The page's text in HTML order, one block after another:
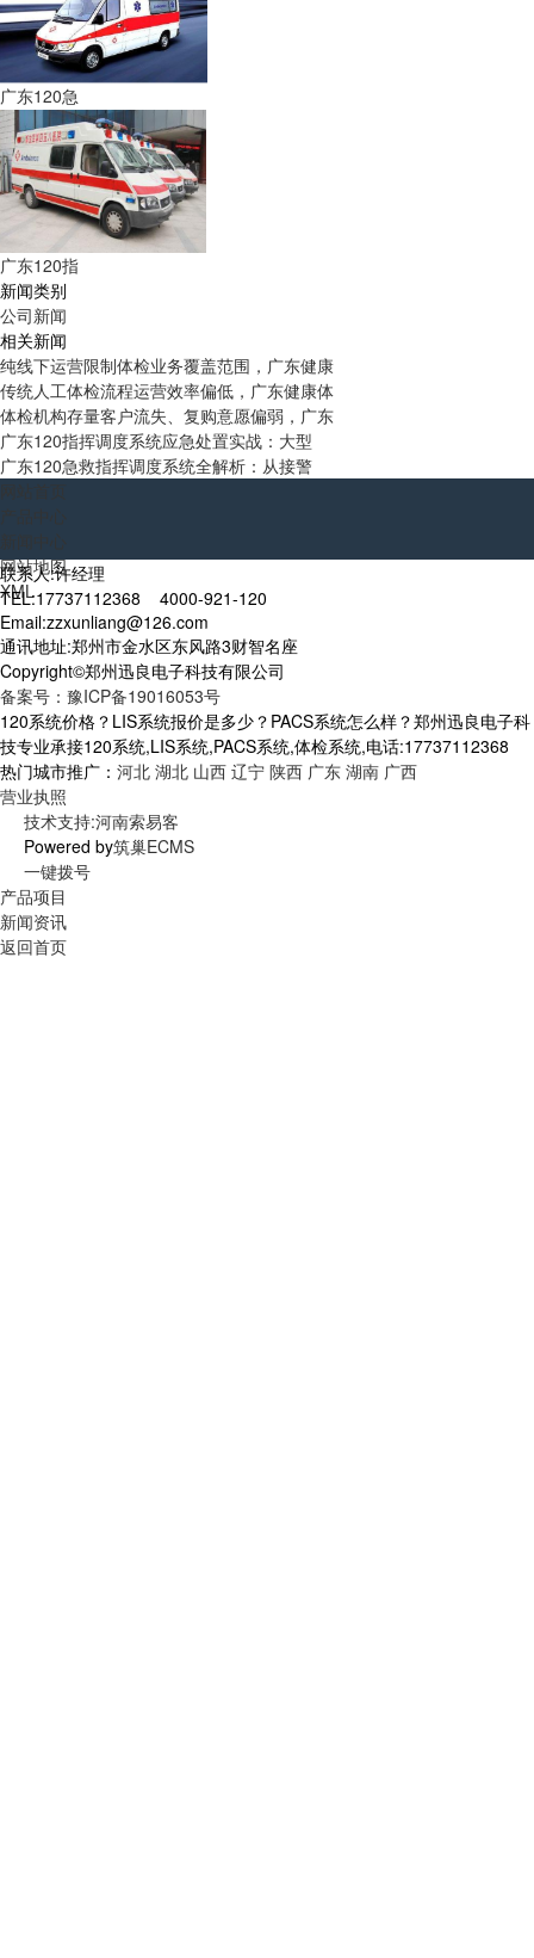
广东120急
广东120指
新闻类别
公司新闻
相关新闻
纯线下运营限制体检业务覆盖范围，广东健康
传统人工体检流程运营效率偏低，广东健康体
体检机构存量客户流失、复购意愿偏弱，广东
广东120指挥调度系统应急处置实战：大型
广东120急救指挥调度系统全解析：从接警
网站地图
XML
联系人:许经理
TEL:17737112368 4000-921-120
Email:zzxunliang@126.com
通讯地址:郑州市金水区东风路3财智名座
Copyright©郑州迅良电子科技有限公司
备案号：豫ICP备19016053号
120系统价格？LIS系统报价是多少？PACS系统怎么样？郑州迅良电子科
技专业承接120系统,LIS系统,PACS系统,体检系统,电话:17737112368
热门城市推广： 河北 湖北 山西 辽宁 陕西 广东 湖南 广西
营业执照
技术支持:河南索易客
Powered by筑巢ECMS
一键拨号
产品项目
新闻资讯
返回首页